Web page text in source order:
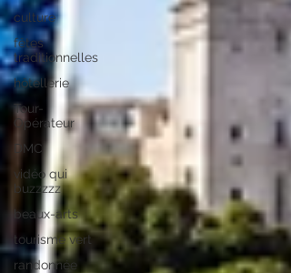
culture
fêtes
traditionnelles
hôtellerie
Tour-
Opérateur
DMC
vidéo qui
buzzzzz
beaux-arts
tourisme vert
randonnée